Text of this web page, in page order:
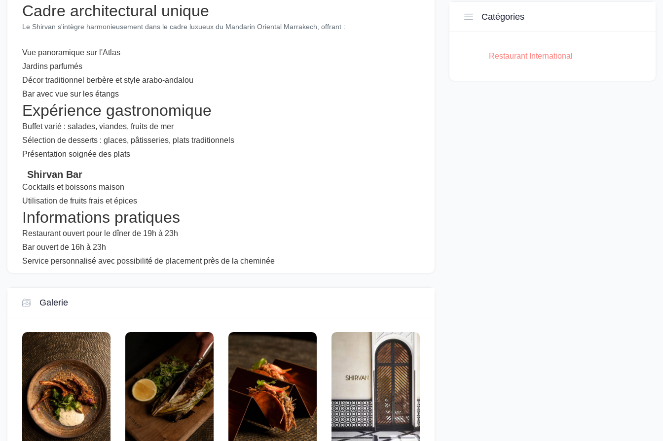
Cadre architectural unique
Le Shirvan s'intègre harmonieusement dans le cadre luxueux du Mandarin Oriental Marrakech, offrant :
Vue panoramique sur l'Atlas
Jardins parfumés
Décor traditionnel berbère et style arabo-andalou
Bar avec vue sur les étangs
Expérience gastronomique
Buffet varié : salades, viandes, fruits de mer
Sélection de desserts : glaces, pâtisseries, plats traditionnels
Présentation soignée des plats
Shirvan Bar
Cocktails et boissons maison
Utilisation de fruits frais et épices
Informations pratiques
Restaurant ouvert pour le dîner de 19h à 23h
Bar ouvert de 16h à 23h
Service personnalisé avec possibilité de placement près de la cheminée
Galerie
Catégories
Restaurant International